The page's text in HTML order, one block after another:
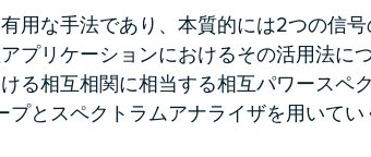
用な手法であり、本質的には2つの信
プリケーションにおけるその活用法に
る相互相関に相当する相互パワースペ
とスペクトラムアナライザを用いて